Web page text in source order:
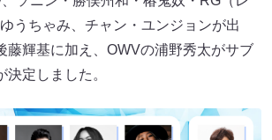
うちゃみ、チャン・ユンジョンが出
藤輝基に加え、OWVの浦野秀太がサブ
決定しました。